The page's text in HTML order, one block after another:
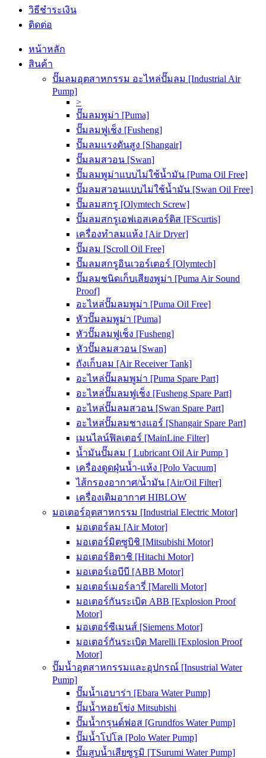
วิธีชำระเงิน
ติดต่อ
หน้าหลัก
สินค้า
ปั๊มลมอุตสาหกรรม อะไหล่ปั๊มลม [Industrial Air
Pump]
>
ปั๊มลมพูม่า [Puma]
ปั๊มลมฟูเช็ง [Fusheng]
ปั๊มลมแรงดันสูง [Shangair]
ปั๊มลมสวอน [Swan]
ปั๊มลมพูม่าแบบไม่ใช้น้ำมัน [Puma Oil Free]
ปั๊มลมสวอนแบบไม่ใช้น้ำมัน [Swan Oil Free]
ปั๊มลมสกรู [Olymtech Screw]
ปั๊มลมสกรูเอฟเอสเคอร์ติส [FScurtis]
เครื่องทำลมแห้ง [Air Dryer]
ปั๊มลม [Scroll Oil Free]
ปั๊มลมสกรูอินเวอร์เตอร์ [Olymtech]
ปั๊มลมชนิดเก็บเสียงพูม่า [Puma Air Sound
Proof]
อะไหล่ปั๊มลมพูม่า [Puma Oil Free]
หัวปั๊มลมพูม่า [Puma]
หัวปั๊มลมฟูเช็ง [Fusheng]
หัวปั๊มลมสวอน [Swan]
ถังเก็บลม [Air Receiver Tank]
อะไหล่ปั๊มลมพูม่า [Puma Spare Part]
อะไหล่ปั๊มลมฟูเช็ง [Fusheng Spare Part]
อะไหล่ปั๊มลมสวอน [Swan Spare Part]
อะไหล่ปั๊มลมชางแอร์ [Shangair Spare Part]
เมนไลน์ฟิลเตอร์ [MainLine Filter]
น้ำมันปั๊มลม [ Lubricant Oil Air Pump ]
เครื่องดูดฝุ่นน้ำ-แห้ง [Polo Vacuum]
ไส้กรองอากาศ/น้ำมัน [Air/Oil Filter]
เครื่องเติมอากาศ HIBLOW
มอเตอร์อุตสาหกรรม [Industrial Electric Motor]
มอเตอร์ลม [Air Motor]
มอเตอร์มิตซูบิชิ [Mitsubishi Motor]
มอเตอร์ฮิตาชิ [Hitachi Motor]
มอเตอร์เอบีบี [ABB Motor]
มอเตอร์เมอร์ลารี่ [Marelli Motor]
มอเตอร์กันระเบิด ABB [Explosion Proof
Motor]
มอเตอร์ซีเมนส์ [Siemens Motor]
มอเตอร์กันระเบิด Marelli [Explosion Proof
Motor]
ปั๊มน้ำอุตสาหกรรมและอุปกรณ์ [Insustrial Water
Pump]
ปั๊มน้ำเอบาร่า [Ebara Water Pump]
ปั๊มน้ำหอยโข่ง Mitsubishi
ปั๊มน้ำกรุนด์ฟอส [Grundfos Water Pump]
ปั๊มน้ำโปโล [Polo Water Pump]
ปั๊มสูบน้ำเสียซูรูมิ [TSurumi Water Pump]